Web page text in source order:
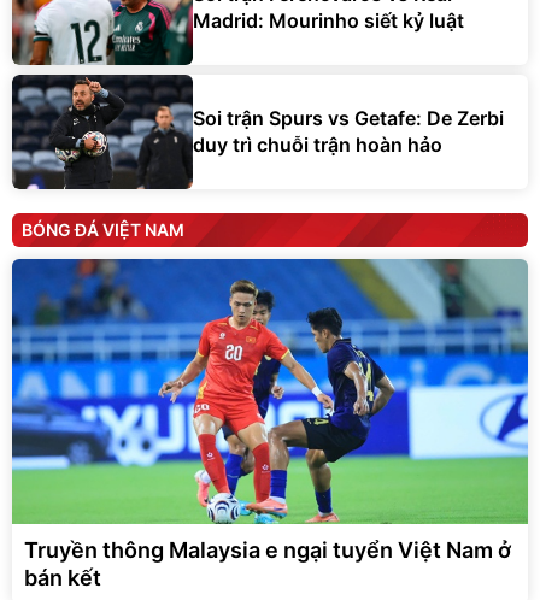
Madrid: Mourinho siết kỷ luật
Soi trận Spurs vs Getafe: De Zerbi
duy trì chuỗi trận hoàn hảo
BÓNG ĐÁ VIỆT NAM
Truyền thông Malaysia e ngại tuyển Việt Nam ở
bán kết